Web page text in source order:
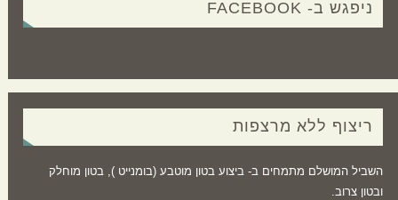
ניפגש ב- FACEBOOK
ריצוף ללא מרצפות
השביל המושלם מתמחים ב- ביצוע בטון מוטבע (בומנייט ), בטון מוחלק
ובטון צרוב.